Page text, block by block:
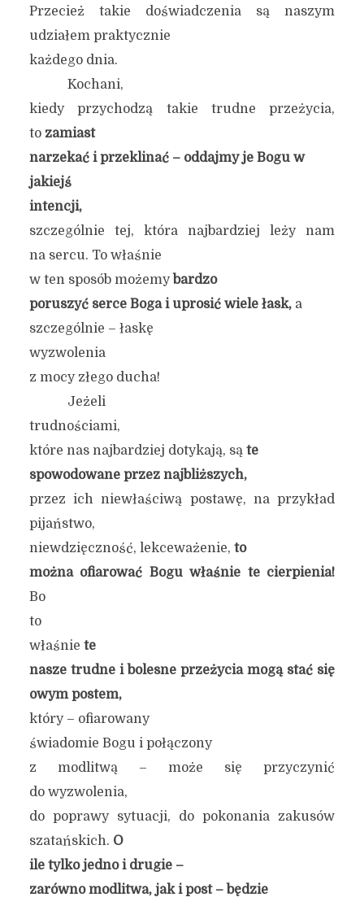
Przecież takie doświadczenia są naszym
udziałem praktycznie
każdego dnia.
Kochani,
kiedy przychodzą takie trudne przeżycia,
to zamiast
narzekać i przeklinać – oddajmy je Bogu w
jakiejś
intencji,
szczególnie tej, która najbardziej leży nam
na sercu. To właśnie
w ten sposób możemy bardzo
poruszyć serce Boga i uprosić wiele łask, a
szczególnie – łaskę
wyzwolenia
z mocy złego ducha!
Jeżeli
trudnościami,
które nas najbardziej dotykają, są te
spowodowane przez najbliższych,
przez ich niewłaściwą postawę, na przykład
pijaństwo,
niewdzięczność, lekceważenie, to
można ofiarować Bogu właśnie te cierpienia!
Bo
to
właśnie te
nasze trudne i bolesne przeżycia mogą stać się
owym postem,
który – ofiarowany
świadomie Bogu i połączony
z modlitwą – może się przyczynić
do wyzwolenia,
do poprawy sytuacji, do pokonania zakusów
szatańskich. O
ile tylko jedno i drugie –
zarówno modlitwa, jak i post – będzie